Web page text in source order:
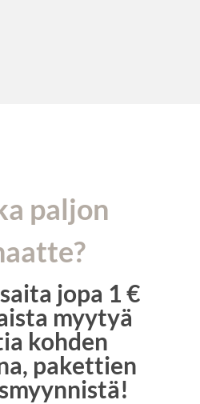
paljon
jopa 1 €
myytyä
kohden
pakettien